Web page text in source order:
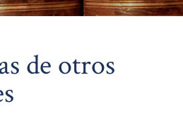
de otros